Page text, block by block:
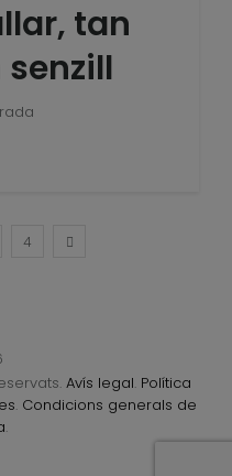
tan
4
Avís legal. Política
. Condicions generals de
.